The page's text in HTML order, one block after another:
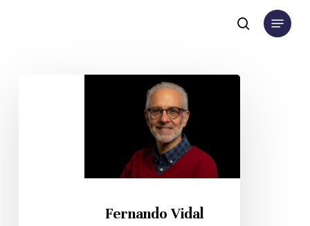
search
Menu
Fernando Vidal